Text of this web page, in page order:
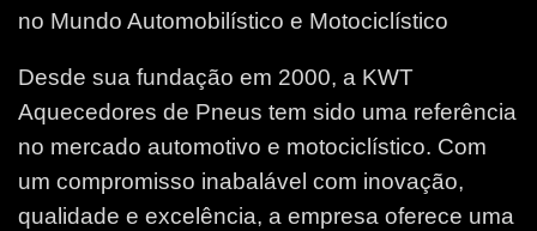
no Mundo Automobilístico e Motociclístico
Desde sua fundação em 2000, a KWT
Aquecedores de Pneus tem sido uma referência
no mercado automotivo e motociclístico. Com
um compromisso inabalável com inovação,
qualidade e excelência, a empresa oferece uma